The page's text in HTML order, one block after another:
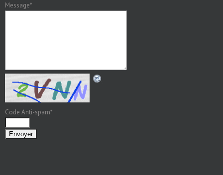
Message*
Code Anti-spam*